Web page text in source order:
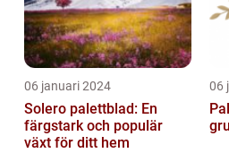
06 januari 2024
Solero palettblad: En
färgstark och populär
växt för ditt hem
06